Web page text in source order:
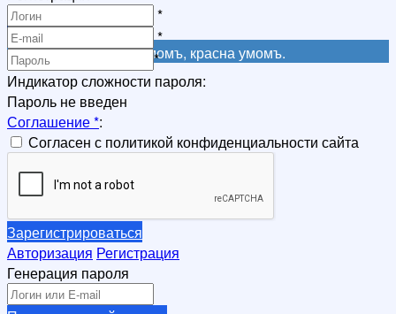
Регистрация
Регистрация
Не красна книга письмомъ, красна умомъ.
*
*
*
Индикатор сложности пароля:
Пароль не введен
Соглашение*:
Согласен с политикой конфиденциальности сайта
Зарегистрироваться
Авторизация Регистрация
Генерация пароля